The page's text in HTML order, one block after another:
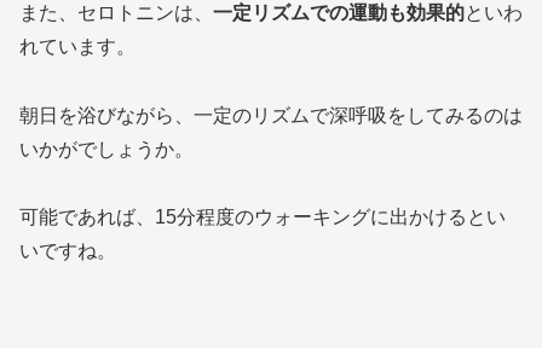
また、セロトニンは、 一定リズムでの運動も効果的といわ
れています。
朝日を浴びながら、一定のリズムで深呼吸をしてみるのは
いかがでしょうか。
可能であれば、15分程度のウォーキングに出かけるとい
いですね。